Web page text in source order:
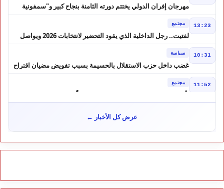
مهرجان إفران الدولي يختتم دورته الثامنة بنجاح كبير و"سمفونية
13:23 مجتمع
لفتيت.. رجل الداخلية الذي يقود التحضير لانتخابات 2026 ويواصل
10:31 سياسة
غضب داخل حزب الاستقلال بالحسيمة بسبب تفويض مضيان اقتراح
11:52 مجتمع
في حالة سراح
10:06 مجتمع
كارثة سبتة تتفاقم.. انتشال جثث جديدة واستمرار البحث عن هويات
عرض كل الأخبار ←